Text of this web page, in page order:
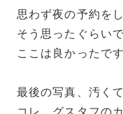
思わず夜の予約を
そう思ったぐらいで
ここは良かったで
最後の写真、汚く